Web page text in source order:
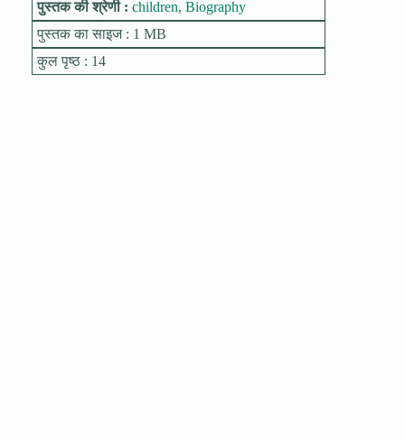
पुस्तक की श्रेणी : children, Biography
पुस्तक का साइज : 1 MB
कुल पृष्ठ : 14